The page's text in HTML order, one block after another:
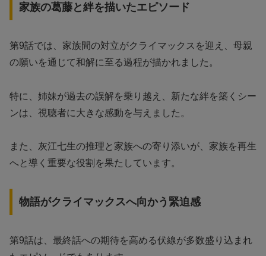
家族の葛藤と絆を描いたエピソード
第9話では、家族間の対立がクライマックスを迎え、母親
の願いを通じて和解に至る過程が描かれました。
特に、姉妹が過去の誤解を乗り越え、新たな絆を築くシー
ンは、視聴者に大きな感動を与えました。
また、灰江七生の推理と家族への寄り添いが、家族を再生
へと導く重要な役割を果たしています。
物語がクライマックスへ向かう緊迫感
第9話は、最終話への期待を高める伏線が多数盛り込まれ